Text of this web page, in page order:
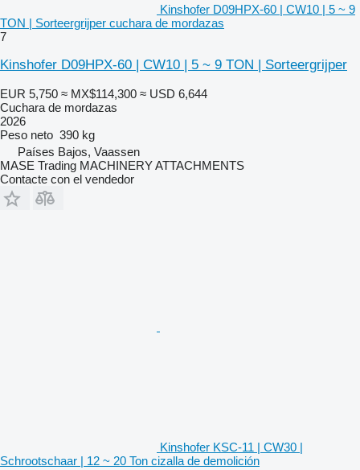
Kinshofer D09HPX-60 | CW10 | 5 ~ 9
TON | Sorteergrijper cuchara de mordazas
7
Kinshofer D09HPX-60 | CW10 | 5 ~ 9 TON | Sorteergrijper
EUR 5,750 ≈ MX$114,300 ≈ USD 6,644
Cuchara de mordazas
2026
Peso neto 390 kg
Países Bajos, Vaassen
MASE Trading MACHINERY ATTACHMENTS
Contacte con el vendedor
Kinshofer KSC-11 | CW30 |
Schrootschaar | 12 ~ 20 Ton cizalla de demolición